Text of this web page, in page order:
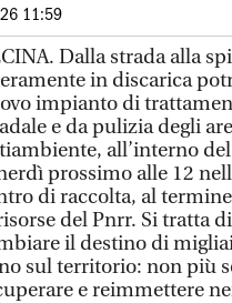
11:59
Dalla strada alla
in discarica
impianto di
e da pulizia degli
all’interno
prossimo alle 12
di raccolta, al
del Pnrr. Si tratta
il destino di
sul territorio: non più
e reimmettere